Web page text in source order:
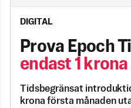
DIGITAL
Prova Epoch
endast 1 krona
Tidsbegränsat
krona första månaden